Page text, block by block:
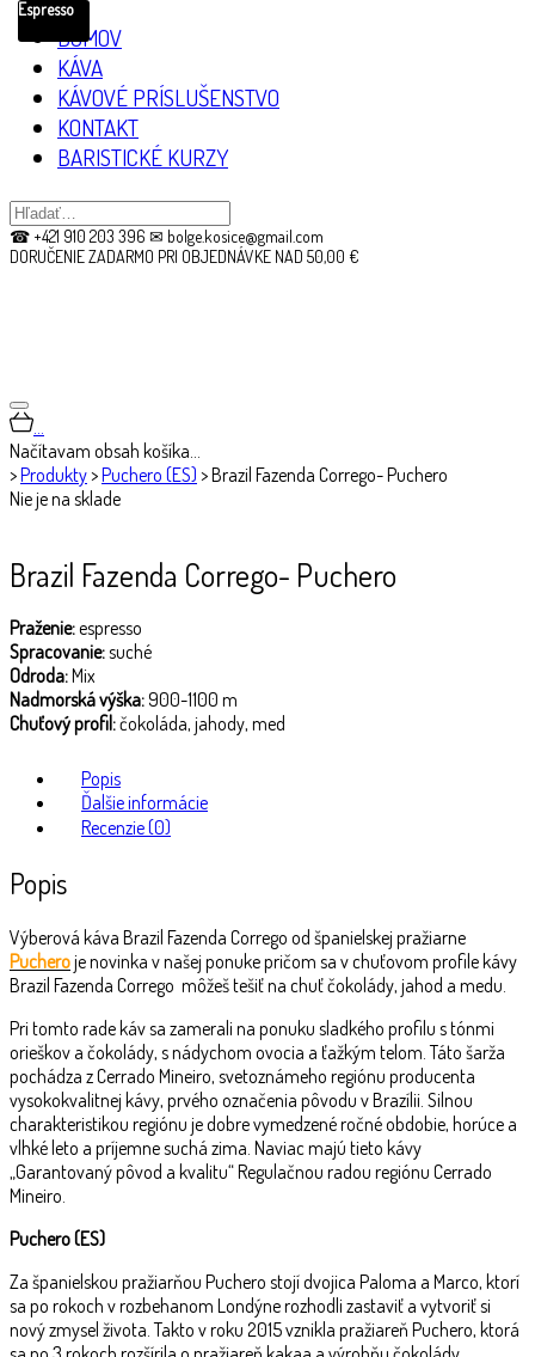
DOMOV
KÁVA
KÁVOVÉ PRÍSLUŠENSTVO
KONTAKT
BARISTICKÉ KURZY
☎ +421 910 203 396 ✉ bolge.kosice@gmail.com
DORUČENIE ZADARMO PRI OBJEDNÁVKE NAD 50,00 €
…
Načítavam obsah košíka…
>Produkty>Puchero (ES) >Brazil Fazenda Corrego- Puchero
Nie je na sklade
Espresso
Brazil Fazenda Corrego- Puchero
Praženie:espresso
Spracovanie:suché
Odroda:Mix
Nadmorská výška:900-1100 m
Chuťový profil:čokoláda, jahody, med
Popis
Ďalšie informácie
Recenzie (0)
Popis
Výberová káva Brazil Fazenda Corrego od španielskej pražiarne
Pucheroje novinka v našej ponuke pričom sa v chuťovom profile kávy
Brazil Fazenda Corrego môžeš tešiť na chuť čokolády, jahod a medu.
Pri tomto rade káv sa zamerali na ponuku sladkého profilu s tónmi
orieškov a čokolády, s nádychom ovocia a ťažkým telom. Táto šarža
pochádza z Cerrado Mineiro, svetoznámeho regiónu producenta
vysokokvalitnej kávy, prvého označenia pôvodu v Brazílii. Silnou
charakteristikou regiónu je dobre vymedzené ročné obdobie, horúce a
vlhké leto a príjemne suchá zima. Naviac majú tieto kávy
„Garantovaný pôvod a kvalitu“ Regulačnou radou regiónu Cerrado
Mineiro.
Puchero (ES)
Za španielskou pražiarňou Puchero stojí dvojica Paloma a Marco, ktorí
sa po rokoch v rozbehanom Londýne rozhodli zastaviť a vytvoriť si
nový zmysel života. Takto v roku 2015 vznikla pražiareň Puchero, ktorá